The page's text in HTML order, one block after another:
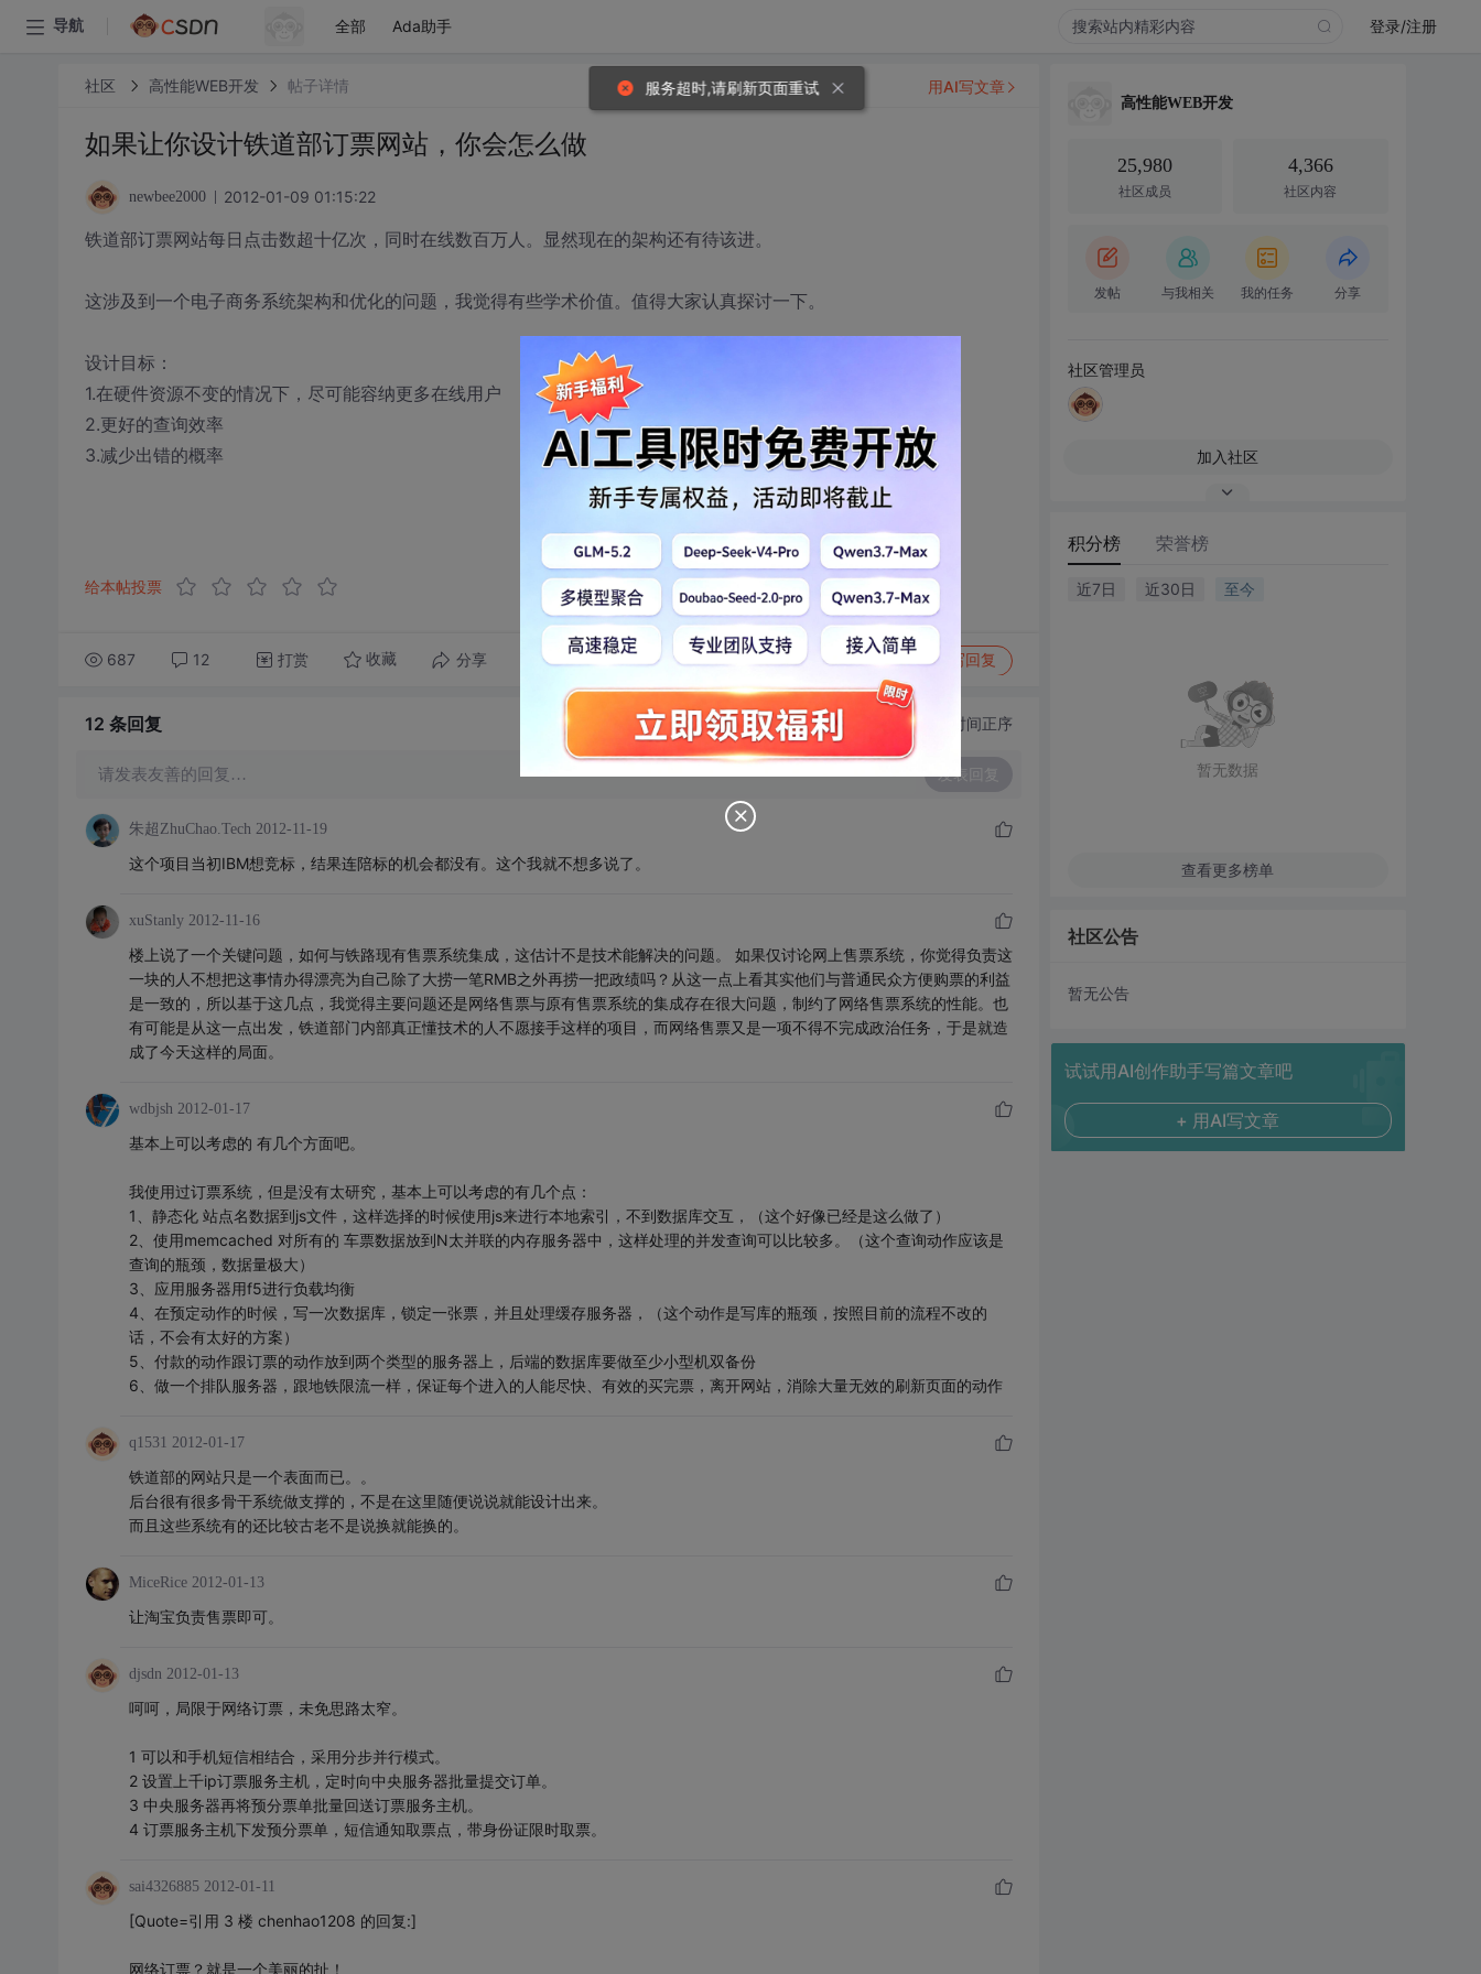
导航 全部 Ada助手 登录/注册
社区 高性能WEB开发 帖子详情
如果让你设计铁道部订票网站，你会怎么做
newbee2000 2012-01-09 01:15:22
铁道部订票网站每日点击数超十亿次，同时在线数百万人。显然现在的架构还有待该进。
这涉及到一个电子商务系统架构和优化的问题，我觉得有些学术价值。值得大家认真探讨一下。
设计目标：
1.在硬件资源不变的情况下，尽可能容纳更多在线用户
2.更好的查询效率
3.减少出错的概率
给本帖投票
687 12 打赏 收藏 分享 转发到动态 举报 写回复
用AI写文章
12 条回复 切换为时间正序
请发表友善的回复… 发表回复
朱超ZhuChao.Tech 2012-11-19
这个项目当初IBM想竞标，结果连陪标的机会都没有。这个我就不想多说了。
xuStanly 2012-11-16
楼上说了一个关键问题，如何与铁路现有售票系统集成，这估计不是技术能解决的问题。 如果仅讨论网上售票系统，你觉得负责这
一块的人不想把这事情办得漂亮为自己除了大捞一笔RMB之外再捞一把政绩吗？从这一点上看其实他们与普通民众方便购票的利益
是一致的，所以基于这几点，我觉得主要问题还是网络售票与原有售票系统的集成存在很大问题，制约了网络售票系统的性能。也
有可能是从这一点出发，铁道部门内部真正懂技术的人不愿接手这样的项目，而网络售票又是一项不得不完成政治任务，于是就造
成了今天这样的局面。
wdbjsh 2012-01-17
基本上可以考虑的 有几个方面吧。
我使用过订票系统，但是没有太研究，基本上可以考虑的有几个点：
1、静态化 站点名数据到js文件，这样选择的时候使用js来进行本地索引，不到数据库交互，（这个好像已经是这么做了）
2、使用memcached 对所有的 车票数据放到N太并联的内存服务器中，这样处理的并发查询可以比较多。（这个查询动作应该是
查询的瓶颈，数据量极大）
3、应用服务器用f5进行负载均衡
4、在预定动作的时候，写一次数据库，锁定一张票，并且处理缓存服务器，（这个动作是写库的瓶颈，按照目前的流程不改的
话，不会有太好的方案）
5、付款的动作跟订票的动作放到两个类型的服务器上，后端的数据库要做至少小型机双备份
6、做一个排队服务器，跟地铁限流一样，保证每个进入的人能尽快、有效的买完票，离开网站，消除大量无效的刷新页面的动作
q1531 2012-01-17
铁道部的网站只是一个表面而已。。
后台很有很多骨干系统做支撑的，不是在这里随便说说就能设计出来。
而且这些系统有的还比较古老不是说换就能换的。
MiceRice 2012-01-13
让淘宝负责售票即可。
djsdn 2012-01-13
呵呵，局限于网络订票，未免思路太窄。
1 可以和手机短信相结合，采用分步并行模式。
2 设置上千ip订票服务主机，定时向中央服务器批量提交订单。
3 中央服务器再将预分票单批量回送订票服务主机。
4 订票服务主机下发预分票单，短信通知取票点，带身份证限时取票。
sai4326885 2012-01-11
[Quote=引用 3 楼 chenhao1208 的回复:]
网络订票？就是一个美丽的扯！
高性能WEB开发
25,980
社区成员
4,366
社区内容
发帖 与我相关 我的任务 分享
社区管理员
加入社区
积分榜 荣誉榜
近7日 近30日 至今
暂无数据
查看更多榜单
社区公告
暂无公告
试试用AI创作助手写篇文章吧
+ 用AI写文章